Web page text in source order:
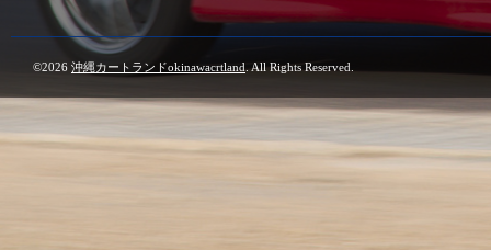
©2026 沖縄カートランドokinawacrtland . All Rights Reserved.